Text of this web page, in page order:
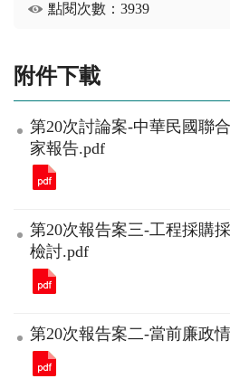
點閱次數：3939
附件下載
第20次討論案-中華民國聯
家報告.pdf
第20次報告案三-工程採購
檢討.pdf
第20次報告案二-當前廉政